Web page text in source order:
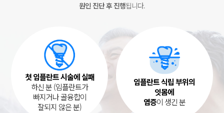
원인 진단 후 진행됩니다.
첫 임플란트 시술에 실패
하신 분 (임플란트가
빠지거나 골융합이
잘되지 않은 분)
임플란트 식립 부위의
잇몸에
염증이 생긴 분